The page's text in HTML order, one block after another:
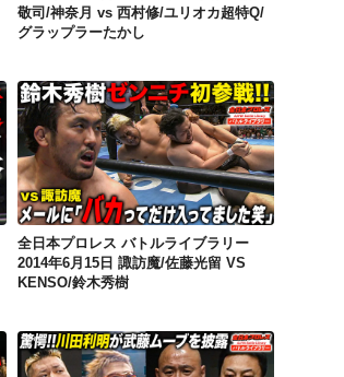
敬司/神奈月 vs 西村修/ユリオカ超特Q/
グラップラーたかし
全日本プロレス バトルライブラリー 2014年6月15日 諏訪魔/佐藤光留 VS KENSO/鈴木秀樹
全日本プロレス バトルライブラリー
2014年6月15日 諏訪魔/佐藤光留 VS
KENSO/鈴木秀樹